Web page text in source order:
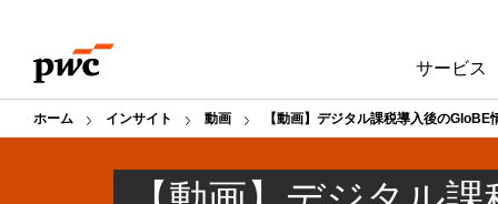
content
footer
サービス
ホーム インサイト 動画 【動画】デジタル課税導入後の